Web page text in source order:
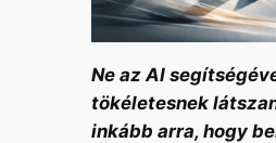
Ne az AI
tökéletesnek
inkább arra, hogy